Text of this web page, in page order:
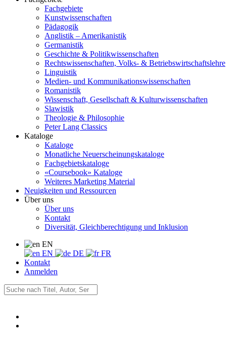
Fachgebiete
Kunstwissenschaften
Pädagogik
Anglistik – Amerikanistik
Germanistik
Geschichte & Politikwissenschaften
Rechtswissenschaften, Volks- & Betriebswirtschaftslehre
Linguistik
Medien- und Kommunikationswissenschaften
Romanistik
Wissenschaft, Gesellschaft & Kulturwissenschaften
Slawistik
Theologie & Philosophie
Peter Lang Classics
Kataloge
Kataloge
Monatliche Neuerscheinungskataloge
Fachgebietskataloge
«Coursebook» Kataloge
Weiteres Marketing Material
Neuigkeiten und Ressourcen
Über uns
Über uns
Kontakt
Diversität, Gleichberechtigung und Inklusion
EN
EN
DE
FR
Kontakt
Anmelden